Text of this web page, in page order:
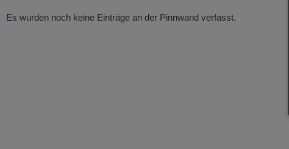
Es wurden noch keine Einträge an der Pinnwand verfasst.